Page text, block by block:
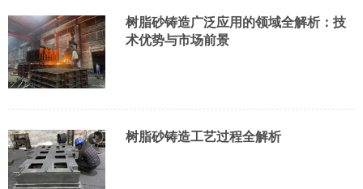
树脂砂铸造广泛应用的领域全解析：技
术优势与市场前景
树脂砂铸造工艺过程全解析